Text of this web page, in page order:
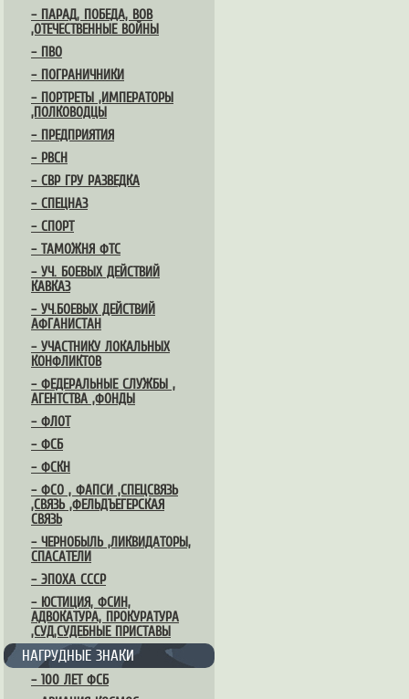
– ПАРАД, ПОБЕДА, ВОВ
,ОТЕЧЕСТВЕННЫЕ ВОЙНЫ
– ПВО
– ПОГРАНИЧНИКИ
– ПОРТРЕТЫ ,ИМПЕРАТОРЫ
,ПОЛКОВОДЦЫ
– ПРЕДПРИЯТИЯ
– РВСН
– СВР ГРУ РАЗВЕДКА
– СПЕЦНАЗ
– СПОРТ
– ТАМОЖНЯ ФТС
– УЧ. БОЕВЫХ ДЕЙСТВИЙ
КАВКАЗ
– УЧ.БОЕВЫХ ДЕЙСТВИЙ
АФГАНИСТАН
– УЧАСТНИКУ ЛОКАЛЬНЫХ
КОНФЛИКТОВ
– ФЕДЕРАЛЬНЫЕ СЛУЖБЫ ,
АГЕНТСТВА ,ФОНДЫ
– ФЛОТ
– ФСБ
– ФСКН
– ФСО , ФАПСИ ,СПЕЦСВЯЗЬ
,СВЯЗЬ ,ФЕЛЬДЪЕГЕРСКАЯ
СВЯЗЬ
– ЧЕРНОБЫЛЬ ,ЛИКВИДАТОРЫ,
СПАСАТЕЛИ
– ЭПОХА СССР
– ЮСТИЦИЯ, ФСИН,
АДВОКАТУРА, ПРОКУРАТУРА
,СУД,СУДЕБНЫЕ ПРИСТАВЫ
НАГРУДНЫЕ ЗНАКИ
– 100 ЛЕТ ФСБ